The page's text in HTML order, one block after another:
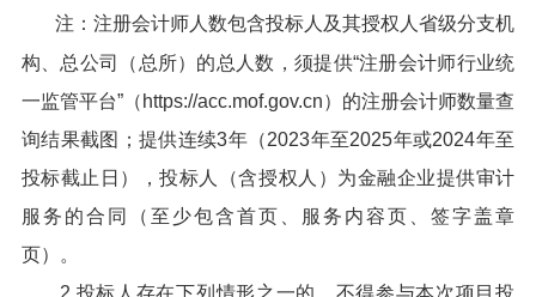
注：注册会计师人数包含投标人及其授权人省级分支机
构、总公司（总所）的总人数，须提供“注册会计师行业统
一监管平台”（https://acc.mof.gov.cn）的注册会计师数量查
询结果截图；提供连续3年（2023年至2025年或2024年至
投标截止日），投标人（含授权人）为金融企业提供审计
服务的合同（至少包含首页、服务内容页、签字盖章
页）。